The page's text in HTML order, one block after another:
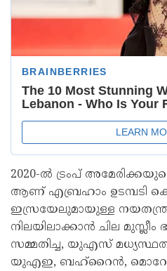
2020-ല്‍ ട്രംപ്
ആണ് എബ്രഹാം ഉടമ്പടി
ഇസ്രയേലുമായുള്ള
നിലയിലാക്കാന്‍ ചില
സമ്മതിച്ച, യുഎസ്
യുഎഇ, ബഹ്റൈന്‍,